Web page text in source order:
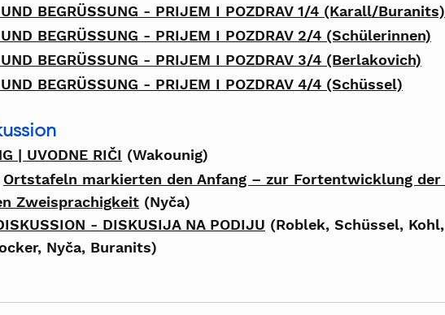
BEGRÜSSUNG - PRIJEM I POZDRAV 1/4 (Karall/Buranits)
BEGRÜSSUNG - PRIJEM I POZDRAV 2/4 (Schülerinnen)
BEGRÜSSUNG - PRIJEM I POZDRAV 3/4 (Berlakovich)
BEGRÜSSUNG - PRIJEM I POZDRAV 4/4 (Schüssel)
| UVODNE RIČI (Wakounig)
Ortstafeln markierten den Anfang – zur Fortentwicklung der
Zweisprachigkeit (Nyča)
- DISKUSIJA NA PODIJU (Roblek, Schüssel, Kohl,
Nyča, Buranits)